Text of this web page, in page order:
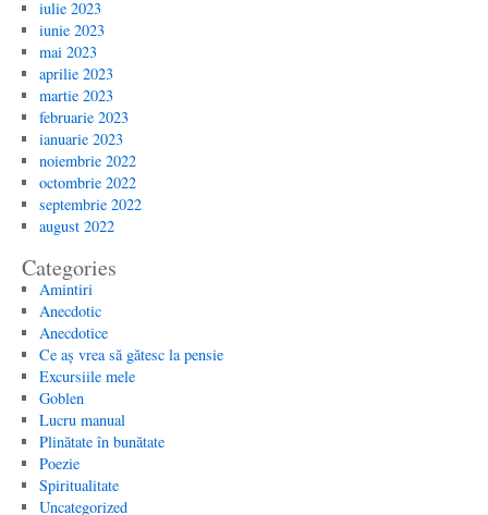
iulie 2023
iunie 2023
mai 2023
aprilie 2023
martie 2023
februarie 2023
ianuarie 2023
noiembrie 2022
octombrie 2022
septembrie 2022
august 2022
Categories
Amintiri
Anecdotic
Anecdotice
Ce aș vrea să gătesc la pensie
Excursiile mele
Goblen
Lucru manual
Plinătate în bunătate
Poezie
Spiritualitate
Uncategorized